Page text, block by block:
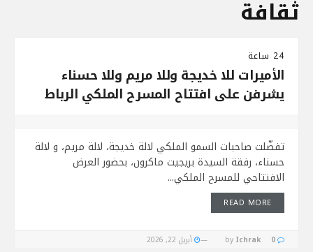
ثقافة
24 ساعة
الأميرات للا خديجة وللا مريم وللا حسناء
يشرفن على افتتاح المسرح الملكي الرباط
تفضّلت صاحبات السمو الملكي لالة خديجة، لالة مريم، و لالة
حسناء، رفقة السيدة بريجيت ماكرون، بحضور العرض
الافتتاحي للمسرح الملكي...
READ MORE
by Ichrak أبريل 22, 2026